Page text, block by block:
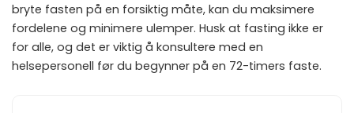
bryte fasten på en forsiktig måte, kan du maksimere
fordelene og minimere ulemper. Husk at fasting ikke er
for alle, og det er viktig å konsultere med en
helsepersonell før du begynner på en 72-timers faste.